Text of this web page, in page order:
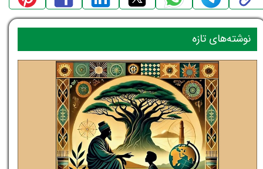
نوشته‌های تازه